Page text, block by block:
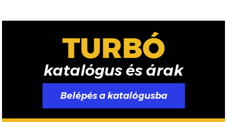
TURBÓ
katalógus és árak
Belépés a katalógusba